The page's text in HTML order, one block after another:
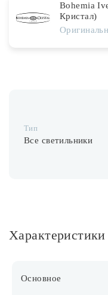
Акции
Контакты
Bohemia
Кристал)
Тип
Все светильники
Характеристики
Основное